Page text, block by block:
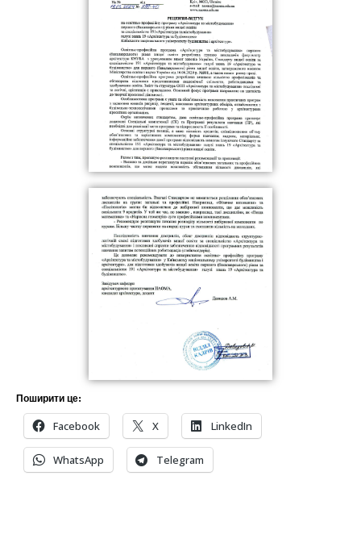
Поширити це:
Facebook X LinkedIn
WhatsApp Telegram